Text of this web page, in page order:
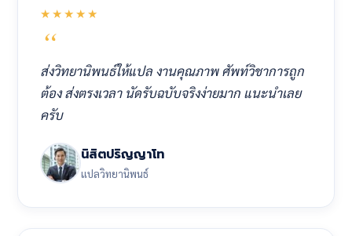
★★★★★
ส่งวิทยานิพนธ์ให้แปล งานคุณภาพ ศัพท์วิชาการถูก
ต้อง ส่งตรงเวลา นัดรับฉบับจริงง่ายมาก แนะนำเลย
ครับ
นิสิตปริญญาโท
แปลวิทยานิพนธ์